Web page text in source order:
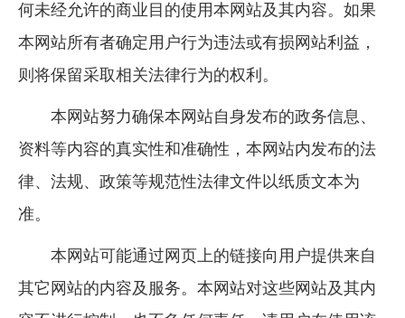
何未经允许的商业目的使用本网站及其内容。如果
本网站所有者确定用户行为违法或有损网站利益，
则将保留采取相关法律行为的权利。
本网站努力确保本网站自身发布的政务信息、
资料等内容的真实性和准确性，本网站内发布的法
律、法规、政策等规范性法律文件以纸质文本为
准。
本网站可能通过网页上的链接向用户提供来自
其它网站的内容及服务。本网站对这些网站及其内